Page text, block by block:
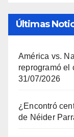
Últimas
América vs.
reprogramó el
31/07/2026
¿Encontró
de Néider